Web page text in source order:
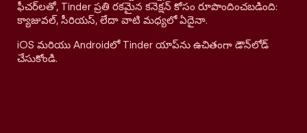
ఫీచర్‌లతో, Tinder ప్రతి రకమైన కనెక్షన్ కోసం రూపొందించబడింది:
క్యాజువల్, సీరియస్, లేదా వాటి మధ్యలో ఏదైనా.
iOS మరియు Androidలో Tinder యాప్‌ను ఉచితంగా డౌన్‌లోడ్
చేసుకోండి.